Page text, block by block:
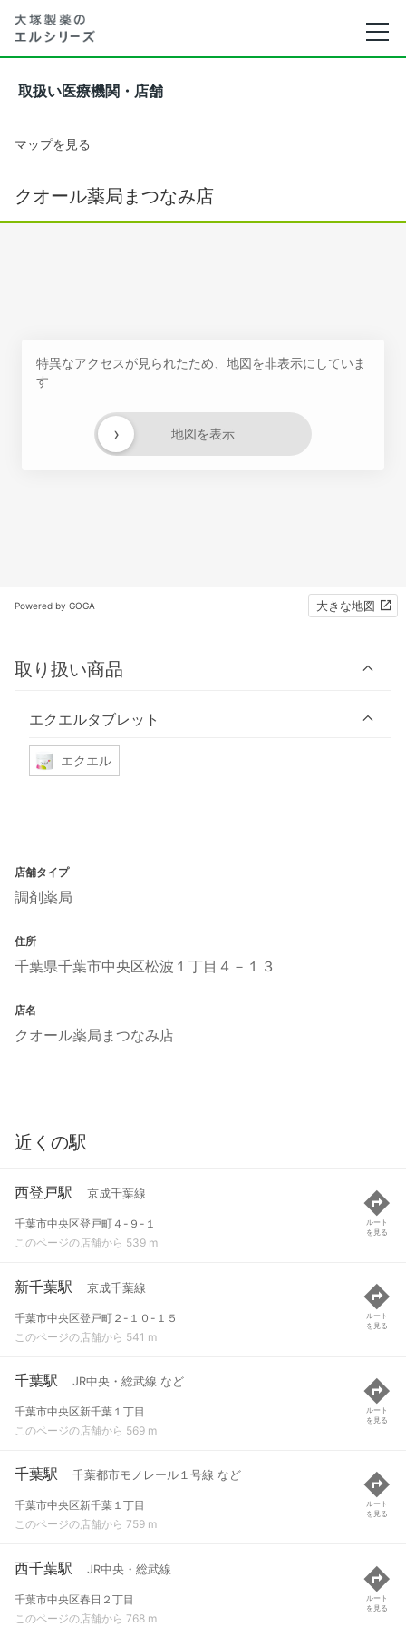
取扱い医療機関・店舗
マップを見る
クオール薬局まつなみ店
特異なアクセスが見られたため、地図を非表示にしていま
す
地図を表示
›
Powered by GOGA 大きな地図
取り扱い商品
エクエルタブレット
エクエル
店舗タイプ
調剤薬局
住所
千葉県千葉市中央区松波１丁目４－１３
店名
クオール薬局まつなみ店
近くの駅
西登戸駅 京成千葉線
千葉市中央区登戸町４-９-１
このページの店舗から 539 m
ルート
を見る
新千葉駅 京成千葉線
千葉市中央区登戸町２-１０-１５
このページの店舗から 541 m
ルート
を見る
千葉駅 JR中央・総武線 など
千葉市中央区新千葉１丁目
このページの店舗から 569 m
ルート
を見る
千葉駅 千葉都市モノレール１号線 など
千葉市中央区新千葉１丁目
このページの店舗から 759 m
ルート
を見る
西千葉駅 JR中央・総武線
千葉市中央区春日２丁目
このページの店舗から 768 m
ルート
を見る